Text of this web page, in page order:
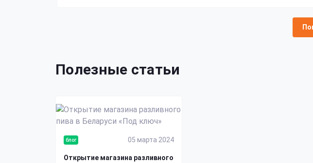
Полезные статьи
блог 05 марта 2024
Открытие магазина разливного